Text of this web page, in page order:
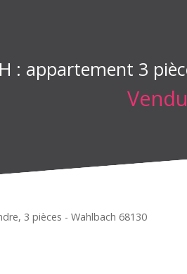
: appartement 3
Vendu
3 pièces - Wahlbach 68130